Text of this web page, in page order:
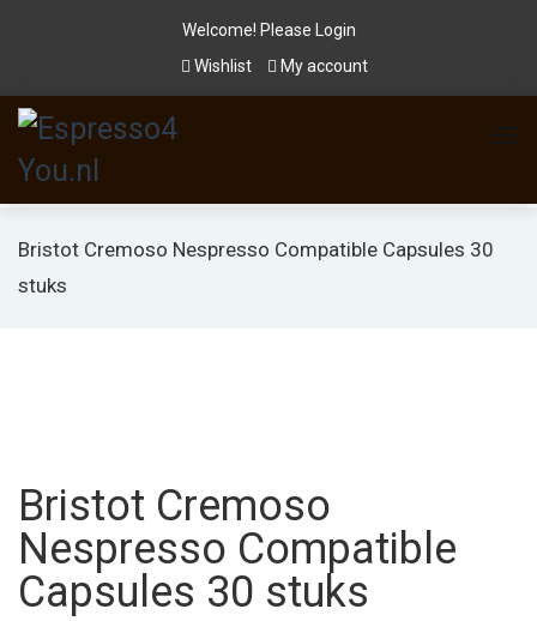
Welcome! Please
Login
Wishlist
My account
Bristot Cremoso Nespresso Compatible Capsules 30
stuks
Bristot Cremoso
Nespresso Compatible
Capsules 30 stuks